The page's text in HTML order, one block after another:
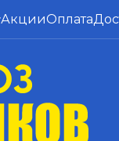
АкцииОплата